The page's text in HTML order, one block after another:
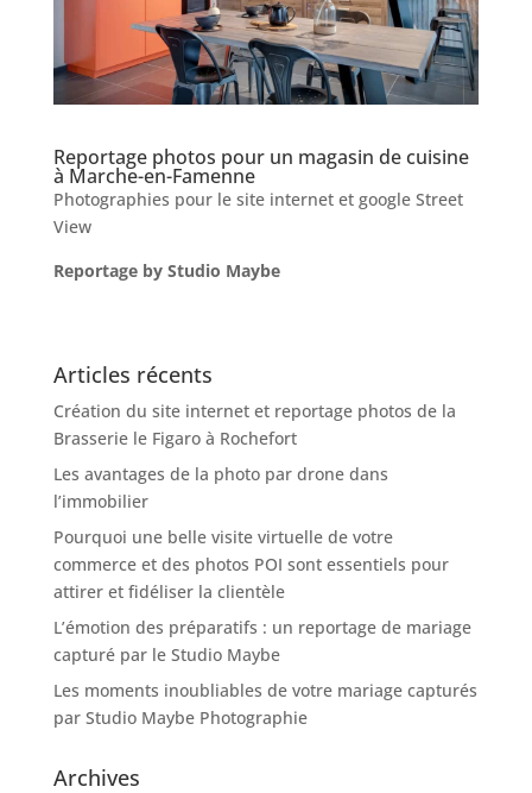
Reportage photos pour un magasin de cuisine
à Marche-en-Famenne
Photographies pour le site internet et google Street
View
Reportage by Studio Maybe
Articles récents
Création du site internet et reportage photos de la
Brasserie le Figaro à Rochefort
Les avantages de la photo par drone dans
l’immobilier
Pourquoi une belle visite virtuelle de votre
commerce et des photos POI sont essentiels pour
attirer et fidéliser la clientèle
L’émotion des préparatifs : un reportage de mariage
capturé par le Studio Maybe
Les moments inoubliables de votre mariage capturés
par Studio Maybe Photographie
Archives